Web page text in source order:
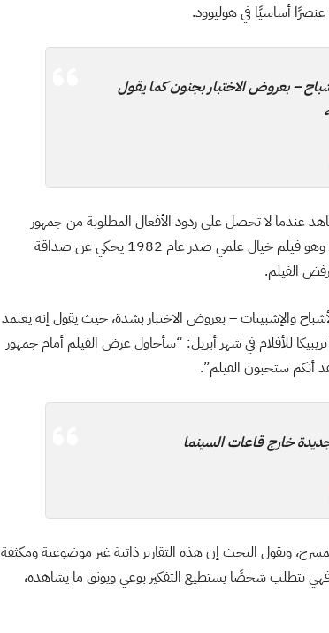
أساسيًا في هوليوود.
– بعروض الاختبار بجنون كما يقول
عندما لا تحصل على ردود الأفعال المطلوبة من جمهور
الاختبار، بهذه الطريقة انتهى عرض فيلم “E.T.” بعد صعوده وهو فيلم خيال علمي صدر عام 1982 يحكي عن صداقة
الفيلم.
والإشبينات – بعروض الاختبار بشدة، حيث يقول إنه يعتمد
للأفلام في شهر أبريل: “سأحاول عرض الفيلم أمام جمهور
خارج قاعات السينما
ويقول البحث إن هذه التقارير ذاتية غير موضوعية ومكثفة
فهي تتطلب شخصًا يستطيع التفكير بوعي ويوثق ما يشاهده،